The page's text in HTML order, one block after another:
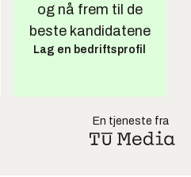
og nå frem til de
beste kandidatene
Lag en bedriftsprofil
En tjeneste fra